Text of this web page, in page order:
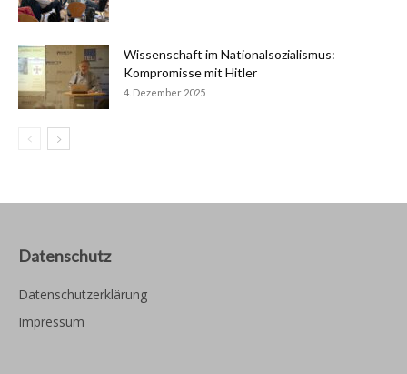
Wissenschaft im Nationalsozialismus:
Kompromisse mit Hitler
4. Dezember 2025
Datenschutz
Datenschutzerklärung
Impressum